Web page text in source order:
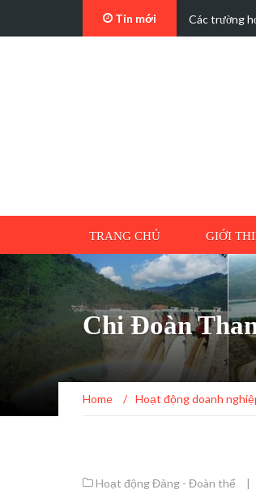
Tin mới Các trường
TRANG CHỦ GIỚI
Chi Đoàn
Home / Hoạt động doanh
Hoạt động Đảng - Đoàn thể |